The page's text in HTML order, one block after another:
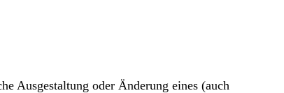
Ausgestaltung oder Änderung eines (auch